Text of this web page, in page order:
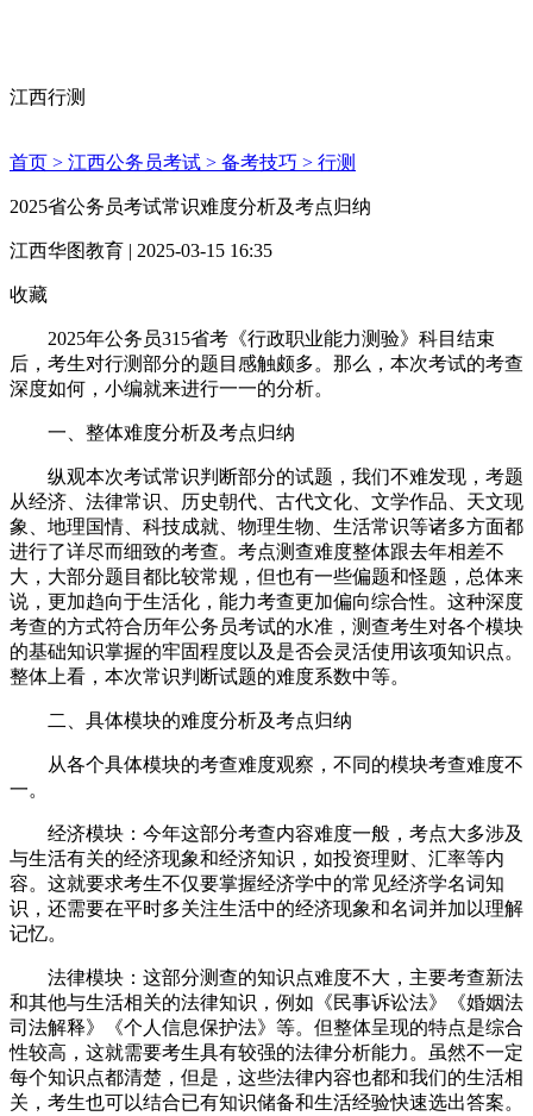
江西行测
首页 > 江西公务员考试 > 备考技巧 > 行测
2025省公务员考试常识难度分析及考点归纳
江西华图教育 | 2025-03-15 16:35
收藏
2025年公务员315省考《行政职业能力测验》科目结束
后，考生对行测部分的题目感触颇多。那么，本次考试的考查
深度如何，小编就来进行一一的分析。
一、整体难度分析及考点归纳
纵观本次考试常识判断部分的试题，我们不难发现，考题
从经济、法律常识、历史朝代、古代文化、文学作品、天文现
象、地理国情、科技成就、物理生物、生活常识等诸多方面都
进行了详尽而细致的考查。考点测查难度整体跟去年相差不
大，大部分题目都比较常规，但也有一些偏题和怪题，总体来
说，更加趋向于生活化，能力考查更加偏向综合性。这种深度
考查的方式符合历年公务员考试的水准，测查考生对各个模块
的基础知识掌握的牢固程度以及是否会灵活使用该项知识点。
整体上看，本次常识判断试题的难度系数中等。
二、具体模块的难度分析及考点归纳
从各个具体模块的考查难度观察，不同的模块考查难度不
一。
经济模块：今年这部分考查内容难度一般，考点大多涉及
与生活有关的经济现象和经济知识，如投资理财、汇率等内
容。这就要求考生不仅要掌握经济学中的常见经济学名词知
识，还需要在平时多关注生活中的经济现象和名词并加以理解
记忆。
法律模块：这部分测查的知识点难度不大，主要考查新法
和其他与生活相关的法律知识，例如《民事诉讼法》《婚姻法
司法解释》《个人信息保护法》等。但整体呈现的特点是综合
性较高，这就需要考生具有较强的法律分析能力。虽然不一定
每个知识点都清楚，但是，这些法律内容也都和我们的生活相
关，考生也可以结合已有知识储备和生活经验快速选出答案。